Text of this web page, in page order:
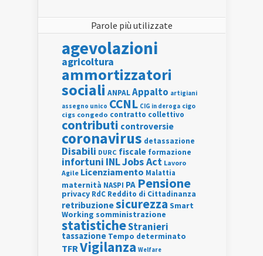
Parole più utilizzate
agevolazioni
agricoltura
ammortizzatori
sociali ANPALAppalto artigiani
assegno unico CCNL CIG in deroga cigo
cigs congedo contratto collettivo
contributi controversie
coronavirus detassazione
Disabili DURC fiscale formazione
infortuni INLJobs Act Lavoro
Agile Licenziamento Malattia
maternità NASPI PA Pensione
privacy RdC Reddito di Cittadinanza
retribuzionesicurezza Smart
Working somministrazione
statisticheStranieri
tassazione Tempo determinato
TFRVigilanza Welfare